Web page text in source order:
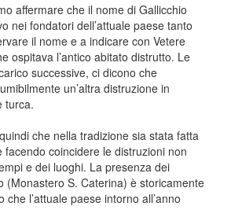
affermare che il nome di Gallicchio
nei fondatori dell’attuale paese tanto
il nome e a indicare con Vetere
ospitava l’antico abitato distrutto. Le
successive, ci dicono che
un’altra distruzione in
turca.
che nella tradizione sia stata fatta
facendo coincidere le distruzioni non
e dei luoghi. La presenza dei
(Monastero S. Caterina) è storicamente
che l’attuale paese intorno all’anno